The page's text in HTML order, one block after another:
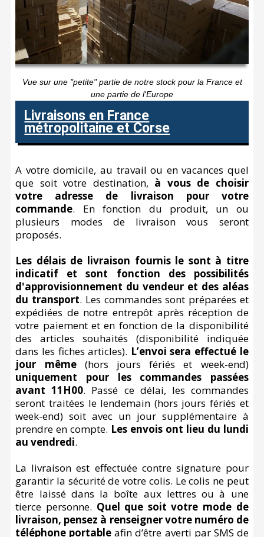
Vue sur une "petite" partie de notre stock pour la France et
une partie de l'Europe
Livraisons en France
métropolitaine et Corse
A votre domicile, au travail ou en vacances quel
que soit votre destination, à vous de choisir
votre adresse de livraison pour votre
commande. En fonction du produit, un ou
plusieurs modes de livraison vous seront
proposés.
Les délais de livraison fournis le sont à titre
indicatif et sont fonction des possibilités
d'approvisionnement du vendeur et des aléas
du transport. Les commandes sont préparées et
expédiées de notre entrepôt après réception de
votre paiement et en fonction de la disponibilité
des articles souhaités (disponibilité indiquée
dans les fiches articles). L’envoi sera effectué le
jour même(hors jours fériés et week-end)
uniquement pour les commandes passées
avant 11H00. Passé ce délai, les commandes
seront traitées le lendemain (hors jours fériés et
week-end) soit avec un jour supplémentaire à
prendre en compte. Les envois ont lieu du lundi
au vendredi.
La livraison est effectuée contre signature pour
garantir la sécurité de votre colis. Le colis ne peut
être laissé dans la boîte aux lettres ou à une
tierce personne. Quel que soit votre mode de
livraison, pensez à renseigner votre numéro de
téléphone portable afin d’être averti par SMS de